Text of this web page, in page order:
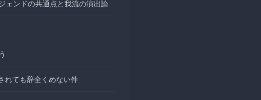
ェンドの共通点と我流の演出論
れても辞全くめない件